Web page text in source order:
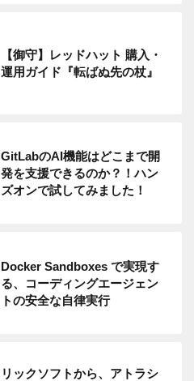
【御守】レッドハット 購入・
運用ガイド『転ばぬ先の杖』
GitLabのAI機能はどこまで開
発を支援できるのか？！ハン
ズオンで試してみました！
Docker Sandboxes で実現す
る、コーディングエージェン
トの安全な自律実行
リックソフトから、アトラシ